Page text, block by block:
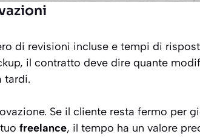
di revisioni incluse e tempi di
il contratto deve dire quante
tardi.
Se il cliente resta fermo per
freelance, il tempo ha un valore